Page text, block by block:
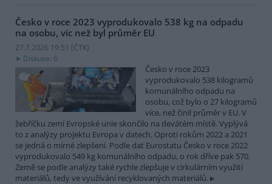
Česko v roce 2023 vyprodukovalo 538 kg na odpadu
na osobu, víc než byl průměr EU
27.7.2026 19:51 (ČTK)
Diskuse: 6
Česko v roce 2023
vyprodukovalo 538 kilogramů
komunálního odpadu na
osobu, což bylo o 27 kilogramů
více, než činil průměr v EU. V
žebříčku zemí Evropské unie skončilo na devátém místě. Vyplývá
to z analýzy projektu Evropa v datech. Oproti rokům 2022 a 2021
se jedná o mírné zlepšení. Podle dat Eurostatu Česko v roce 2022
vyprodukovalo 549 kg komunálního odpadu, o rok dříve pak 570.
Země se podle analýzy také rychle zlepšuje v cirkulárním využití
materiálů, tedy ve využívání recyklovaných materiálů.